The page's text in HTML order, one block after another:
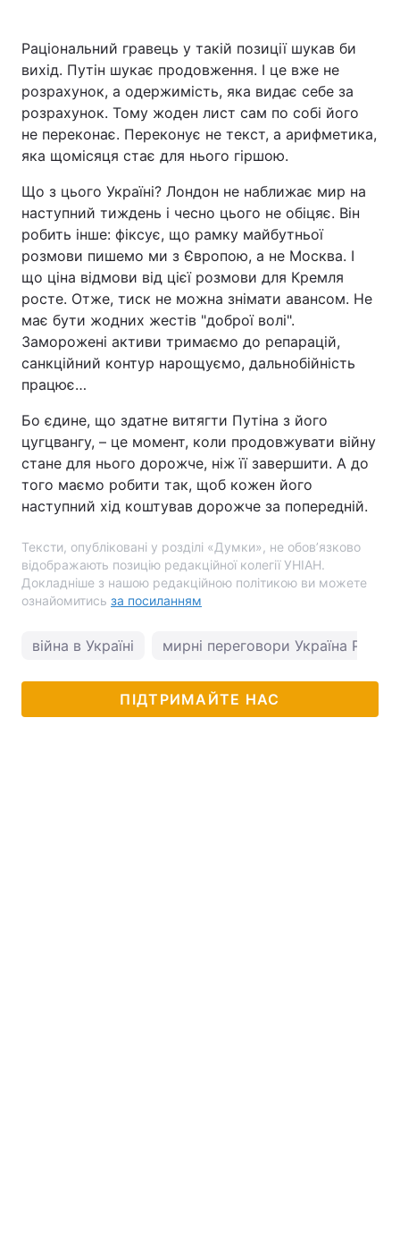
Раціональний гравець у такій позиції шукав би
вихід. Путін шукає продовження. І це вже не
розрахунок, а одержимість, яка видає себе за
розрахунок. Тому жоден лист сам по собі його
не переконає. Переконує не текст, а арифметика,
яка щомісяця стає для нього гіршою.
Що з цього Україні? Лондон не наближає мир на
наступний тиждень і чесно цього не обіцяє. Він
робить інше: фіксує, що рамку майбутньої
розмови пишемо ми з Європою, а не Москва. І
що ціна відмови від цієї розмови для Кремля
росте. Отже, тиск не можна знімати авансом. Не
має бути жодних жестів "доброї волі".
Заморожені активи тримаємо до репарацій,
санкційний контур нарощуємо, дальнобійність
працює…
Бо єдине, що здатне витягти Путіна з його
цугцвангу, – це момент, коли продовжувати війну
стане для нього дорожче, ніж її завершити. А до
того маємо робити так, щоб кожен його
наступний хід коштував дорожче за попередній.
Тексти, опубліковані у розділі «Думки», не обов’язково
відображають позицію редакційної колегії УНІАН.
Докладніше з нашою редакційною політикою ви можете
ознайомитись за посиланням
війна в Україні мирні переговори Україна Росія
ПІДТРИМАЙТЕ НАС